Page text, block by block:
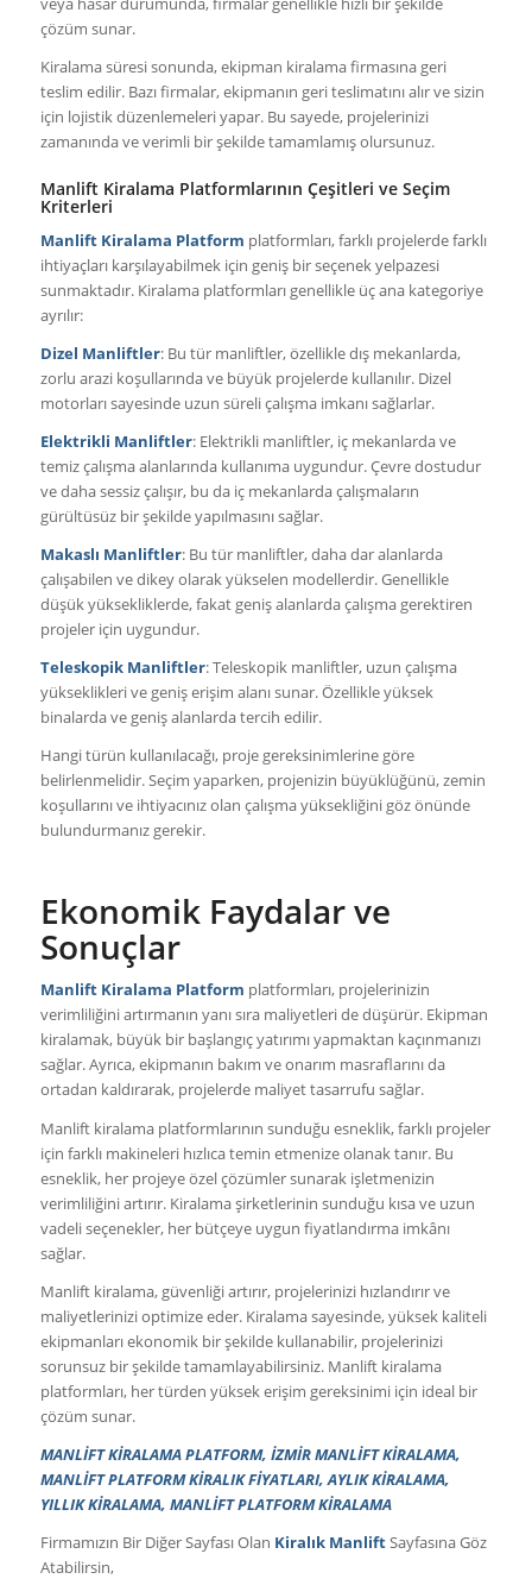
çözüm sunar.
Kiralama süresi sonunda, ekipman kiralama firmasına geri
teslim edilir. Bazı firmalar, ekipmanın geri teslimatını alır ve sizin
için lojistik düzenlemeleri yapar. Bu sayede, projelerinizi
zamanında ve verimli bir şekilde tamamlamış olursunuz.
Manlift Kiralama Platformlarının Çeşitleri ve Seçim
Kriterleri
Manlift Kiralama Platform platformları, farklı projelerde farklı
ihtiyaçları karşılayabilmek için geniş bir seçenek yelpazesi
sunmaktadır. Kiralama platformları genellikle üç ana kategoriye
ayrılır:
Dizel Manliftler: Bu tür manliftler, özellikle dış mekanlarda,
zorlu arazi koşullarında ve büyük projelerde kullanılır. Dizel
motorları sayesinde uzun süreli çalışma imkanı sağlarlar.
Elektrikli Manliftler: Elektrikli manliftler, iç mekanlarda ve
temiz çalışma alanlarında kullanıma uygundur. Çevre dostudur
ve daha sessiz çalışır, bu da iç mekanlarda çalışmaların
gürültüsüz bir şekilde yapılmasını sağlar.
Makaslı Manliftler: Bu tür manliftler, daha dar alanlarda
çalışabilen ve dikey olarak yükselen modellerdir. Genellikle
düşük yüksekliklerde, fakat geniş alanlarda çalışma gerektiren
projeler için uygundur.
Teleskopik Manliftler: Teleskopik manliftler, uzun çalışma
yükseklikleri ve geniş erişim alanı sunar. Özellikle yüksek
binalarda ve geniş alanlarda tercih edilir.
Hangi türün kullanılacağı, proje gereksinimlerine göre
belirlenmelidir. Seçim yaparken, projenizin büyüklüğünü, zemin
koşullarını ve ihtiyacınız olan çalışma yüksekliğini göz önünde
bulundurmanız gerekir.
Ekonomik Faydalar ve
Sonuçlar
Manlift Kiralama Platform platformları, projelerinizin
verimliliğini artırmanın yanı sıra maliyetleri de düşürür. Ekipman
kiralamak, büyük bir başlangıç yatırımı yapmaktan kaçınmanızı
sağlar. Ayrıca, ekipmanın bakım ve onarım masraflarını da
ortadan kaldırarak, projelerde maliyet tasarrufu sağlar.
Manlift kiralama platformlarının sunduğu esneklik, farklı projeler
için farklı makineleri hızlıca temin etmenize olanak tanır. Bu
esneklik, her projeye özel çözümler sunarak işletmenizin
verimliliğini artırır. Kiralama şirketlerinin sunduğu kısa ve uzun
vadeli seçenekler, her bütçeye uygun fiyatlandırma imkânı
sağlar.
Manlift kiralama, güvenliği artırır, projelerinizi hızlandırır ve
maliyetlerinizi optimize eder. Kiralama sayesinde, yüksek kaliteli
ekipmanları ekonomik bir şekilde kullanabilir, projelerinizi
sorunsuz bir şekilde tamamlayabilirsiniz. Manlift kiralama
platformları, her türden yüksek erişim gereksinimi için ideal bir
çözüm sunar.
MANLİFT KİRALAMA PLATFORM, İZMİR MANLİFT KİRALAMA,
MANLİFT PLATFORM KİRALIK FİYATLARI, AYLIK KİRALAMA,
YILLIK KİRALAMA, MANLİFT PLATFORM KİRALAMA
Firmamızın Bir Diğer Sayfası Olan Kiralık ManliftSayfasına Göz
Atabilirsin,